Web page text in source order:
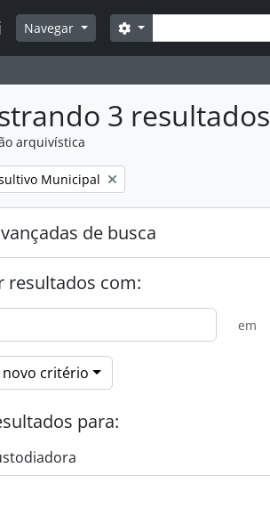
Navegar Buscar
Opções de busca
3 resultados
arquivística
Municipal
de busca
resultados com:
em
critério
para: